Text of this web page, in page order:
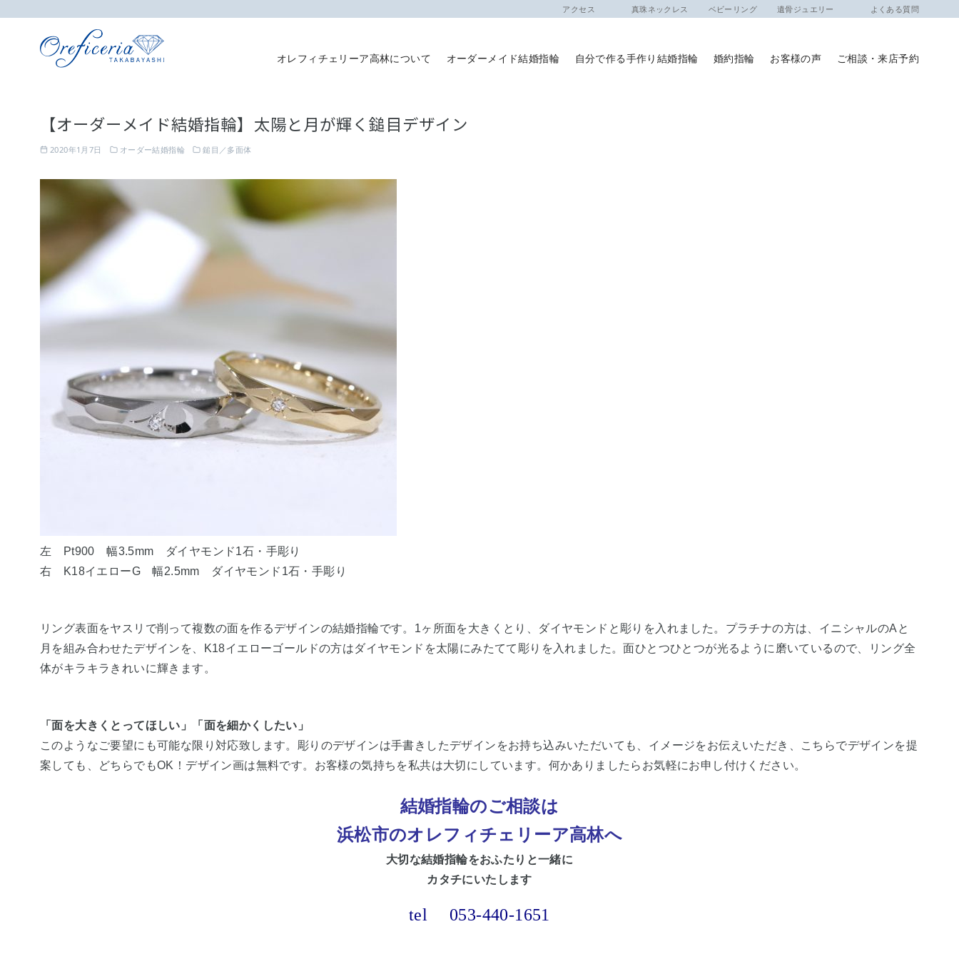
アクセス 真珠ネックレス ベビーリング 遺骨ジュエリー よくある質問
オレフィチェリーア高林について オーダーメイド結婚指輪 自分で作る手作り結婚指輪 婚約指輪 お客様の声 ご相談・来店予約
【オーダーメイド結婚指輪】太陽と月が輝く鎚目デザイン
2020年1月7日 オーダー結婚指輪 鎚目／多面体
左 Pt900 幅3.5mm ダイヤモンド1石・手彫り
右 K18イエローG 幅2.5mm ダイヤモンド1石・手彫り
リング表面をヤスリで削って複数の面を作るデザインの結婚指輪です。1ヶ所面を大きくとり、ダイヤモンドと彫りを入れました。プラチナの方は、イニシャルのAと
月を組み合わせたデザインを、K18イエローゴールドの方はダイヤモンドを太陽にみたてて彫りを入れました。面ひとつひとつが光るように磨いているので、リング全
体がキラキラきれいに輝きます。
「面を大きくとってほしい」「面を細かくしたい」
このようなご要望にも可能な限り対応致します。彫りのデザインは手書きしたデザインをお持ち込みいただいても、イメージをお伝えいただき、こちらでデザインを提
案しても、どちらでもOK！デザイン画は無料です。 お客様の気持ちを私共は大切にしています。何かありましたらお気軽にお申し付けください。
結婚指輪のご相談は
浜松市のオレフィチェリーア高林へ
大切な結婚指輪をおふたりと一緒に
カタチにいたします
tel 053-440-1651